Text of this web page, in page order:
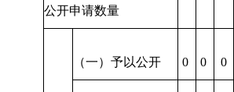
公开申请数量
（一）予以公开 0 0 0